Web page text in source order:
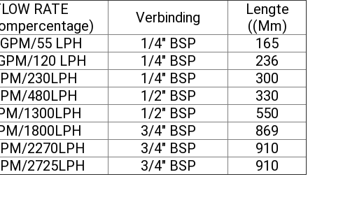
RATE
Verbinding
Lengte
((Mm)
55 LPH 1/4" BSP
165
120 LPH 1/4" BSP
236
230LPH 1/4" BSP
300
480LPH 1/2" BSP
330
1300LPH 1/2" BSP
550
1800LPH 3/4" BSP
869
2270LPH 3/4" BSP
910
2725LPH 3/4" BSP 910